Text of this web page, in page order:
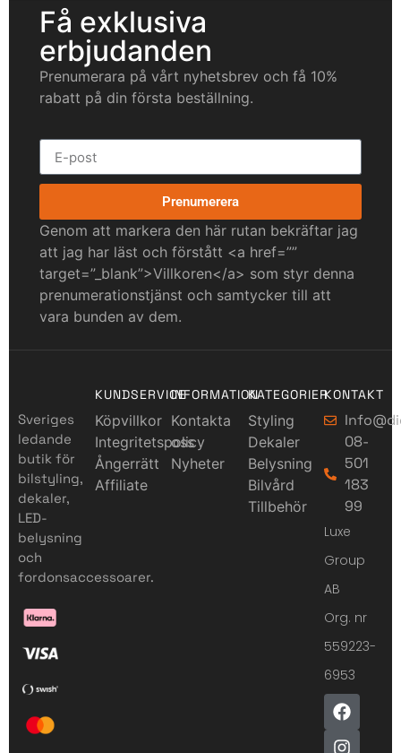
Få exklusiva
erbjudanden
Prenumerara på vårt nyhetsbrev och få 10%
rabatt på din första beställning.
Prenumerera
Genom att markera den här rutan bekräftar jag
att jag har läst och förstått <a href=””
target=”_blank”>Villkoren</a> som styr denna
prenumerationstjänst och samtycker till att
vara bunden av dem.
Sveriges
ledande
butik för
bilstyling,
dekaler,
LED-
belysning
och
fordonsaccessoarer.
KUNDSERVICE
Köpvillkor
Integritetspolicy
Ångerrätt
Affiliate
INFORMATION
Kontakta
oss
Nyheter
KATEGORIER
Styling
Dekaler
Belysning
Bilvård
Tillbehör
KONTAKT
08-
501
183
99
Luxe
Group
AB
Org. nr
559223-
6953